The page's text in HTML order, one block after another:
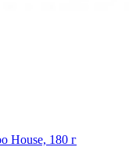
House, 180 г